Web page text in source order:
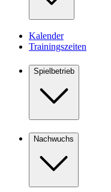
Kalender
Trainingszeiten
Spielbetrieb
Nachwuchs